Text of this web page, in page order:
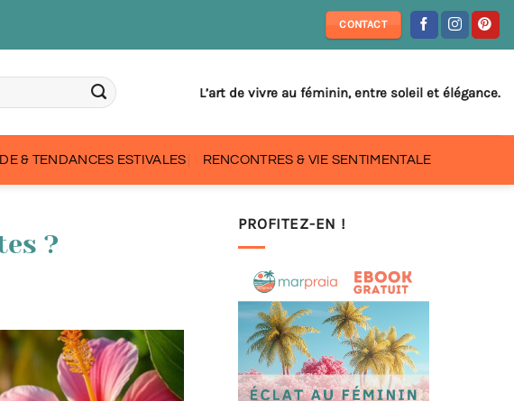
CONTACT
L’art de vivre au féminin, entre soleil et élégance.
& TENDANCES ESTIVALES RENCONTRES & VIE SENTIMENTALE
?
PROFITEZ-EN !